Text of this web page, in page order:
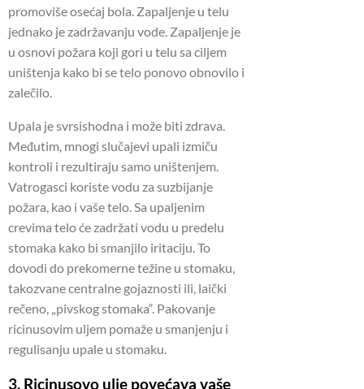
promoviše osećaj bola. Zapaljenje u telu
jednako je zadržavanju vode. Zapaljenje je
u osnovi požara koji gori u telu sa ciljem
uništenja kako bi se telo ponovo obnovilo i
zalečilo.
Upala je svrsishodna i može biti zdrava.
Međutim, mnogi slučajevi upali izmiču
kontroli i rezultiraju samo uništenjem.
Vatrogasci koriste vodu za suzbijanje
požara, kao i vaše telo.Sa upaljenim
crevima telo će zadržati vodu u predelu
stomaka kako bi smanjilo iritaciju.To
dovodi do prekomerne težine u stomaku,
takozvane centralne gojaznosti ili, laički
rečeno, „pivskog stomaka“. Pakovanje
ricinusovim uljem pomaže u smanjenju i
regulisanju upale u stomaku.
3. Ricinusovo ulje povećava vaše